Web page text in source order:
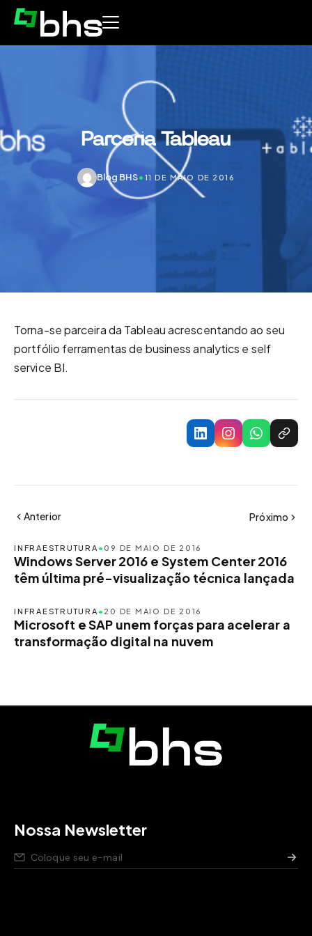
Parceria Tableau
Blog BHS• 11 DE MAIO DE 2016
Torna-se parceira da Tableau acrescentando ao seu
portfólio ferramentas de business analytics e self
service BI.
Anterior Próximo
INFRAESTRUTURA • 09 DE MAIO DE 2016
Windows Server 2016 e System Center 2016
têm última pré-visualização técnica lançada
INFRAESTRUTURA • 20 DE MAIO DE 2016
Microsoft e SAP unem forças para acelerar a
transformação digital na nuvem
Nossa Newsletter